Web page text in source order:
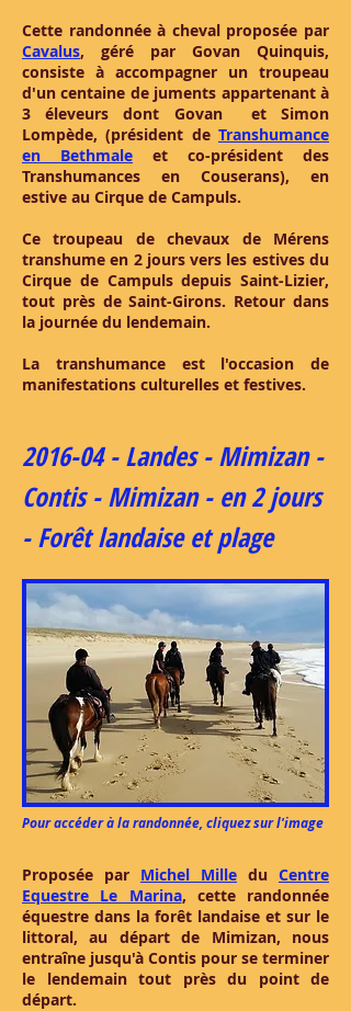
Cette randonnée à cheval proposée par
Cavalus, géré par Govan Quinquis,
consiste à accompagner un troupeau
d'un centaine de juments appartenant à
3 éleveurs dont Govan et Simon
Lompède, (président de Transhumance
en Bethmale
et co-président des
Transhumances en Couserans), en
estive au Cirque de Campuls.
Ce troupeau de chevaux de Mérens
transhume en 2 jours vers les estives du
Cirque de Campuls depuis Saint-Lizier,
tout près de Saint-Girons. Retour dans
la journée du lendemain.
La transhumance est l'occasion de
manifestations culturelles et festives.
Proposée par Michel Mille du Centre
Equestre Le Marina, cette randonnée
équestre dans la forêt landaise et sur le
littoral, au départ de Mimizan, nous
entraîne jusqu'à Contis pour se terminer
le lendemain tout près du point de
départ.
2016-04 - Landes - Mimizan -
Contis - Mimizan - en 2 jours
- Forêt landaise et plage
Pour accéder à la randonnée, cliquez sur l'image